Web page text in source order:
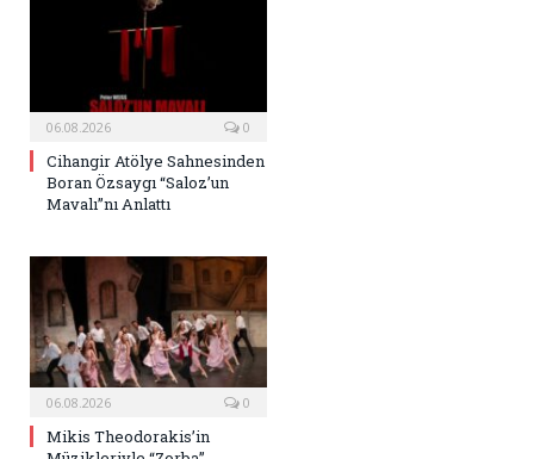
06.08.2026 0
Cihangir Atölye Sahnesinden
Boran Özsaygı “Saloz’un
Mavalı”nı Anlattı
06.08.2026 0
Mikis Theodorakis’in